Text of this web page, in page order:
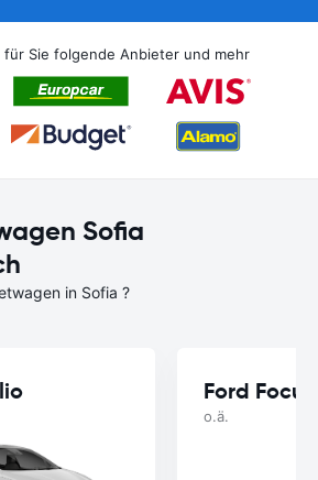
für Sie folgende Anbieter und mehr
Sofia
in Sofia ?
Ford Focus
o.ä.